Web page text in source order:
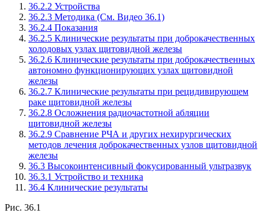
36.2.2 Устройства
36.2.3 Методика (См. Видео 36.1)
36.2.4 Показания
36.2.5 Клинические результаты при доброкачественных
холодовых узлах щитовидной железы
36.2.6 Клинические результаты при доброкачественных
автономно функционирующих узлах щитовидной
железы
36.2.7 Клинические результаты при рецидивирующем
раке щитовидной железы
36.2.8 Осложнения радиочастотной абляции
щитовидной железы
36.2.9 Сравнение РЧА и других нехирургических
методов лечения доброкачественных узлов щитовидной
железы
36.3 Высокоинтенсивный фокусированный ультразвук
36.3.1 Устройство и техника
36.4 Клинические результаты
Рис. 36.1